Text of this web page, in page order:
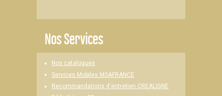
Nos Services
Nos catalogues
Services Mobiles MSAFRANCE
Recommandations d'entretien CREALIGNE